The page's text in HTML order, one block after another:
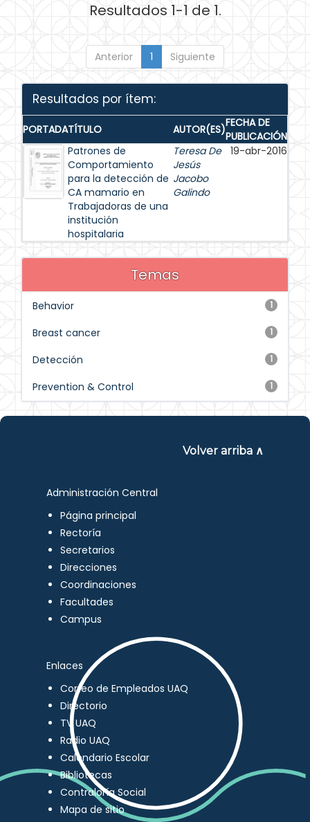
Resultados 1-1 de 1.
Anterior 1 Siguiente
Resultados por ítem:
PORTADATÍTULO AUTOR(ES)FECHA DE
PUBLICACIÓN
Patrones de
Comportamiento
para la detección de
CA mamario en
Trabajadoras de una
institución
hospitalaria
Teresa De
Jesús
Jacobo
Galindo
19-abr-2016
Temas
1
Behavior
1
Breast cancer
1
Detección
1
Prevention & Control
Volver arriba ∧
Administración Central
Página principal
Rectoría
Secretarios
Direcciones
Coordinaciones
Facultades
Campus
Enlaces
Correo de Empleados UAQ
Directorio
TV UAQ
Radio UAQ
Calendario Escolar
Bibliotecas
Contraloría Social
Mapa de sitio